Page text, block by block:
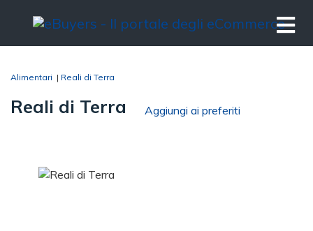
Alimentari | Reali di Terra
Reali di Terra Aggiungi ai preferiti